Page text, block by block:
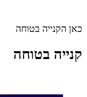
כאן הקנייה בטוחה
קנייה בטוחה